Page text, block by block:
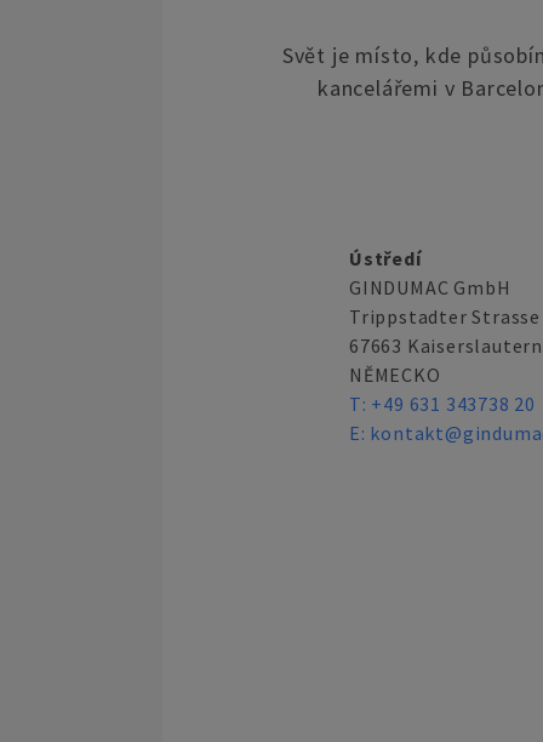
Svět je místo, kde
kancelářemi v
Ústředí
GINDUMAC GmbH
Trippstadter Strasse
67663 Kaiserslautern
NĚMECKO
T: +49 631 343738 20
E: